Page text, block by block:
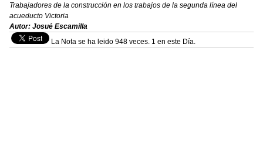
Trabajadores de la construcción en los trabajos de la segunda línea del
acueducto Victoria
Autor: Josué Escamilla
La Nota se ha leido 948 veces. 1 en este Día.